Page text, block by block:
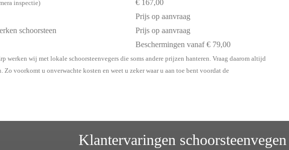
inspectie)
€ 167,00
Prijs op aanvraag
schoorsteen
Prijs op aanvraag
Beschermingen vanaf € 79,00
werken wij met lokale schoorsteenvegers die soms andere prijzen hanteren. Vraag daarom altijd
voorkomt u onverwachte kosten en weet u zeker waar u aan toe bent voordat de
Klantervaringen schoorsteenvegen